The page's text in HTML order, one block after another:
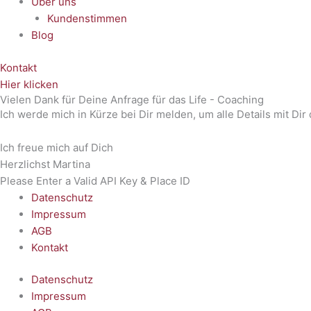
Kundenstimmen
Blog
Kontakt
Hier klicken
Vielen Dank für Deine Anfrage für das Life - Coaching
Ich werde mich in Kürze bei Dir melden, um alle Details mit
Ich freue mich auf Dich
Herzlichst Martina
Please Enter a Valid API Key & Place ID
Datenschutz
Impressum
AGB
Kontakt
Datenschutz
Impressum